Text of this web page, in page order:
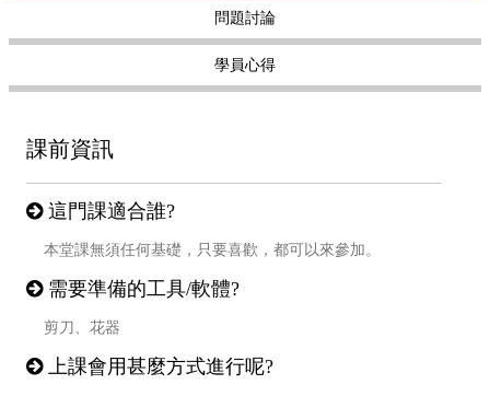
問題討論
學員心得
課前資訊
這門課適合誰?
本堂課無須任何基礎，只要喜歡，都可以來參加。
需要準備的工具/軟體?
剪刀、花器
上課會用甚麼方式進行呢?